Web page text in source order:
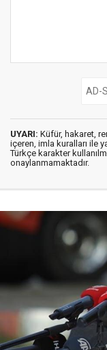
UYARI: Küfür, hakaret,
içeren, imla kuralları ile
Türkçe karakter
onaylanmamaktadır.